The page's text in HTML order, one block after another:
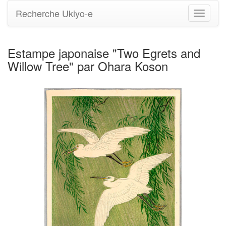
Basculer
la
Recherche Ukiyo-e
Estampe japonaise "Two Egrets and
Willow Tree" par Ohara Koson